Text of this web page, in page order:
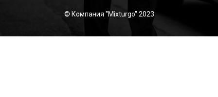
© Компания "Mixturgo" 2023